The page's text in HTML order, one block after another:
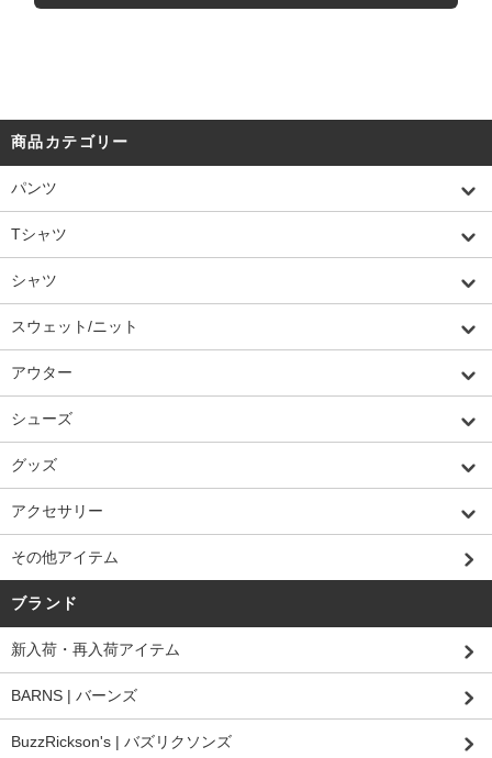
商品カテゴリー
パンツ
Tシャツ
シャツ
スウェット/ニット
アウター
シューズ
グッズ
アクセサリー
その他アイテム
ブランド
新入荷・再入荷アイテム
BARNS | バーンズ
BuzzRickson's | バズリクソンズ